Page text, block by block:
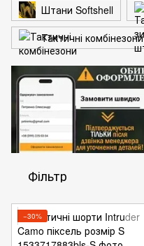
Штани Softshell
Тактичні комбінезони
Фільтр
−30%